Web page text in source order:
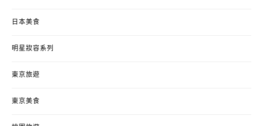
日本美食
明星妝容系列
東京旅遊
東京美食